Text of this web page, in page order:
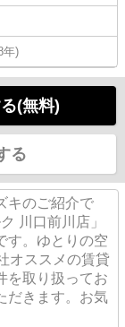
年)
(無料)
る
キのご紹介で
川口前川店」
す。ゆとりの空
オススメの賃貸
を取り扱ってお
だきます。お気